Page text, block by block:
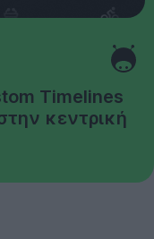
Timelines
κεντρική